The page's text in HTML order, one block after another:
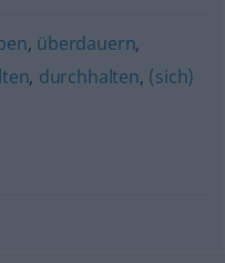
, überdauern,
, durchhalten, (sich)